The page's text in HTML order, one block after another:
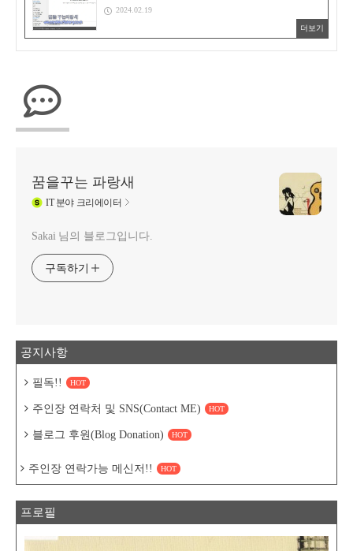
2024.02.19
더보기
꿈을꾸는 파랑새
IT분야 크리에이터
Sakai 님의 블로그입니다.
구독하기
공지사항
필독!! HOT
주인장 연락처 및 SNS(Contact ME) HOT
블로그 후원(Blog Donation) HOT
주인장 연락가능 메신저!! HOT
프로필